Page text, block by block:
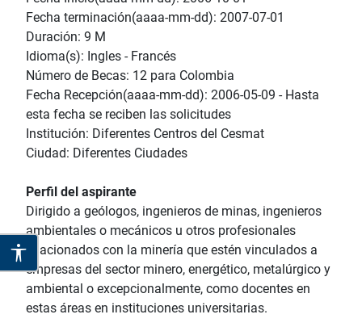
Fecha terminación(aaaa-mm-dd): 2007-07-01
Duración: 9 M
Idioma(s): Ingles - Francés
Número de Becas: 12 para Colombia
Fecha Recepción(aaaa-mm-dd): 2006-05-09 - Hasta
esta fecha se reciben las solicitudes
Institución: Diferentes Centros del Cesmat
Ciudad: Diferentes Ciudades
Perfil del aspirante
Dirigido a geólogos, ingenieros de minas, ingenieros
ambientales o mecánicos u otros profesionales
relacionados con la minería que estén vinculados a
empresas del sector minero, energético, metalúrgico y
ambiental o excepcionalmente, como docentes en
estas áreas en instituciones universitarias.